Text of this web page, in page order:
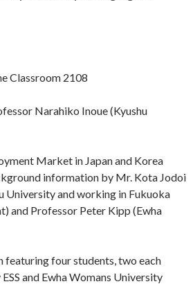
Classroom 2108
Narahiko Inoue (Kyushu
Market in Japan and Korea
information by Mr. Kota Jodoi
University and working in Fukuoka
and Professor Peter Kipp (Ewha
featuring four students, two each
and Ewha Womans University